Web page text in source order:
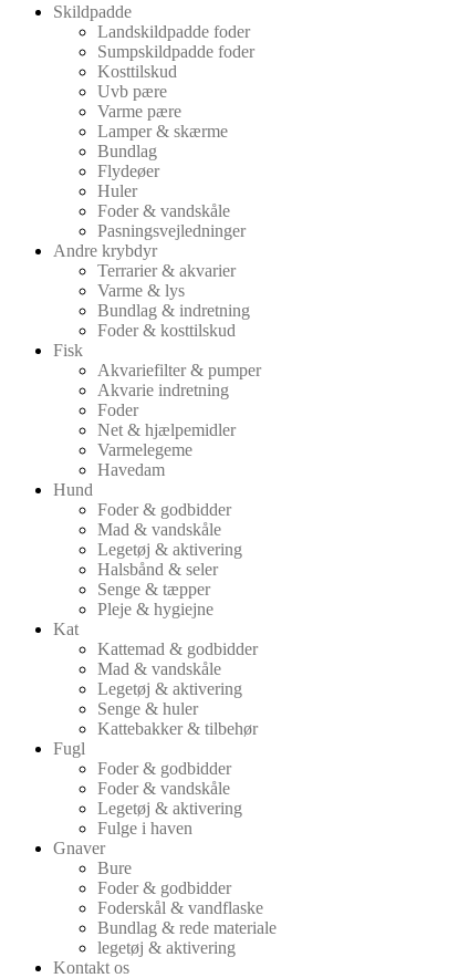
Skildpadde
Landskildpadde foder
Sumpskildpadde foder
Kosttilskud
Uvb pære
Varme pære
Lamper & skærme
Bundlag
Flydeøer
Huler
Foder & vandskåle
Pasningsvejledninger
Andre krybdyr
Terrarier & akvarier
Varme & lys
Bundlag & indretning
Foder & kosttilskud
Fisk
Akvariefilter & pumper
Akvarie indretning
Foder
Net & hjælpemidler
Varmelegeme
Havedam
Hund
Foder & godbidder
Mad & vandskåle
Legetøj & aktivering
Halsbånd & seler
Senge & tæpper
Pleje & hygiejne
Kat
Kattemad & godbidder
Mad & vandskåle
Legetøj & aktivering
Senge & huler
Kattebakker & tilbehør
Fugl
Foder & godbidder
Foder & vandskåle
Legetøj & aktivering
Fulge i haven
Gnaver
Bure
Foder & godbidder
Foderskål & vandflaske
Bundlag & rede materiale
legetøj & aktivering
Kontakt os